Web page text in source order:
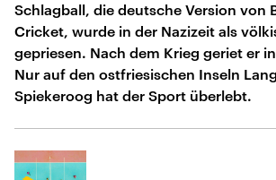
Schlagball, die deutsche Version von
Cricket, wurde in der Nazizeit als
gepriesen. Nach dem Krieg geriet er
Nur auf den ostfriesischen Inseln
Spiekeroog hat der Sport überlebt.